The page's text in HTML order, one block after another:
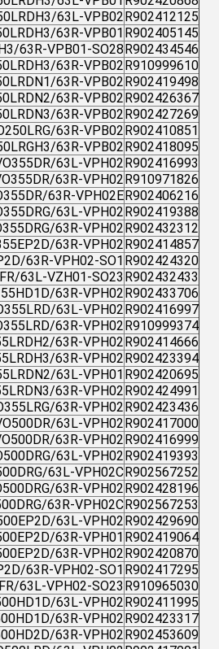
R902412125
63L-VPB02
R902405145
63R-VPB01
R902434546
63R-VPB01-SO28
R910999610
63R-VPB02
R902419498
63R-VPB02
R902426367
63R-VPB02
R902427269
63R-VPB02
R902410851
63R-VPB02
R902418095
63R-VPB02
R902416993
63L-VPH02
R910971826
63R-VPH02
R902406216
63R-VPH02E
R902419388
63L-VPH02
R902432312
63R-VPH02
R902414857
63R-VPH02
R902424320
63R-VPH02-SO1
R902432433
63L-VZH01-SO23
R902433706
63R-VPH02
R902416997
63L-VPH02
R910999374
63R-VPH02
R902414666
63R-VPH02
R902423394
63R-VPH02
R902420695
63L-VPH01
R902424991
63R-VPH02
R902423436
63R-VPH02
R902417000
63L-VPH02
R902416999
63R-VPH02
R902419393
63L-VPH02
R902567252
63L-VPH02C
R902428196
63R-VPH02
R902567253
63R-VPH02C
R902429690
63L-VPH02
R902419064
63R-VPH01
R902420870
63R-VPH02
R902417295
63R-VPH02-SO1
R910965030
63L-VPH02-SO23
R902411995
63L-VPH02
R902423317
63R-VPH02
R902453609
63R-VPH02